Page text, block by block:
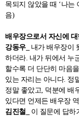
목되지 않았을 때 ‘나는
음)
배우장으로서 자신에
강동우_
내가 배우장이
하더라. 내가 뒤에서 누
할수록 더 단단히 마음
있는 자리는 아니다. 정
정말 좋았고, 덕분에 배
있다면 언제든 배우장
김진철_ 이 질문에 답하